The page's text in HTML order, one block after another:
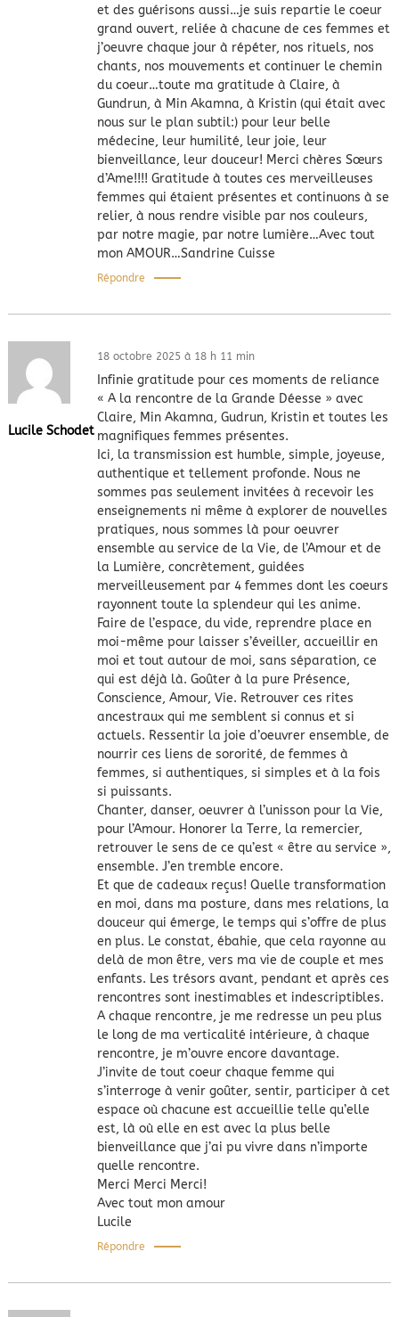
et des guérisons aussi…je suis repartie le coeur
grand ouvert, reliée à chacune de ces femmes et
j’oeuvre chaque jour à répéter, nos rituels, nos
chants, nos mouvements et continuer le chemin
du coeur…toute ma gratitude à Claire, à
Gundrun, à Min Akamna, à Kristin (qui était avec
nous sur le plan subtil:) pour leur belle
médecine, leur humilité, leur joie, leur
bienveillance, leur douceur! Merci chères Sœurs
d’Ame!!!! Gratitude à toutes ces merveilleuses
femmes qui étaient présentes et continuons à se
relier, à nous rendre visible par nos couleurs,
par notre magie, par notre lumière…Avec tout
mon AMOUR…Sandrine Cuisse
Répondre
Lucile Schodet
18 octobre 2025 à 18 h 11 min
Infinie gratitude pour ces moments de reliance
« A la rencontre de la Grande Déesse » avec
Claire, Min Akamna, Gudrun, Kristin et toutes les
magnifiques femmes présentes.
Ici, la transmission est humble, simple, joyeuse,
authentique et tellement profonde. Nous ne
sommes pas seulement invitées à recevoir les
enseignements ni même à explorer de nouvelles
pratiques, nous sommes là pour oeuvrer
ensemble au service de la Vie, de l’Amour et de
la Lumière, concrètement, guidées
merveilleusement par 4 femmes dont les coeurs
rayonnent toute la splendeur qui les anime.
Faire de l’espace, du vide, reprendre place en
moi-même pour laisser s’éveiller, accueillir en
moi et tout autour de moi, sans séparation, ce
qui est déjà là. Goûter à la pure Présence,
Conscience, Amour, Vie. Retrouver ces rites
ancestraux qui me semblent si connus et si
actuels. Ressentir la joie d’oeuvrer ensemble, de
nourrir ces liens de sororité, de femmes à
femmes, si authentiques, si simples et à la fois
si puissants.
Chanter, danser, oeuvrer à l’unisson pour la Vie,
pour l’Amour. Honorer la Terre, la remercier,
retrouver le sens de ce qu’est « être au service »,
ensemble. J’en tremble encore.
Et que de cadeaux reçus! Quelle transformation
en moi, dans ma posture, dans mes relations, la
douceur qui émerge, le temps qui s’offre de plus
en plus. Le constat, ébahie, que cela rayonne au
delà de mon être, vers ma vie de couple et mes
enfants. Les trésors avant, pendant et après ces
rencontres sont inestimables et indescriptibles.
A chaque rencontre, je me redresse un peu plus
le long de ma verticalité intérieure, à chaque
rencontre, je m’ouvre encore davantage.
J’invite de tout coeur chaque femme qui
s’interroge à venir goûter, sentir, participer à cet
espace où chacune est accueillie telle qu’elle
est, là où elle en est avec la plus belle
bienveillance que j’ai pu vivre dans n’importe
quelle rencontre.
Merci Merci Merci!
Avec tout mon amour
Lucile
Répondre